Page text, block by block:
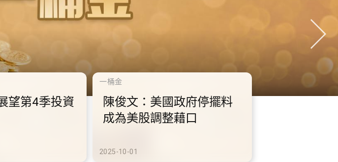
千禧年代
10.2.1 內地國慶假期連中
秋節假期 不少內地旅客到
2025-10-02